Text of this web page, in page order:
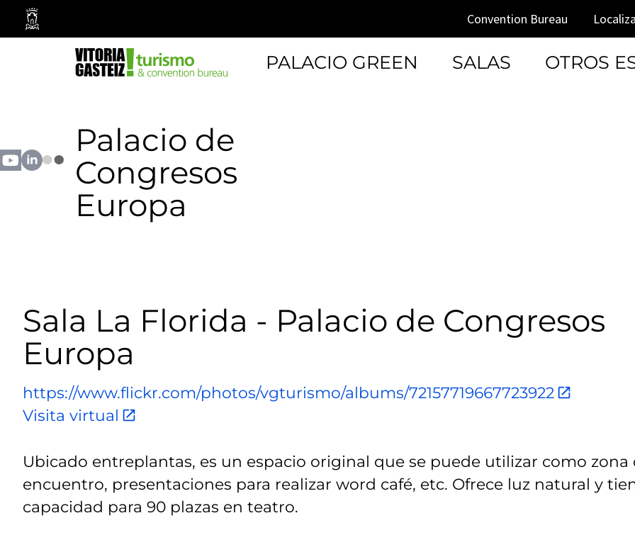
Ayuntamiento
Vitoria-
Gasteiz
Convention Bureau
PALACIO GREEN SALAS OTROS
Palacio de
Congresos
Europa
Sala La Florida - Palacio de Congresos
Europa
https://www.flickr.com/photos/vgturismo/albums/72157719667723922
Visita virtual
Ubicado entreplantas, es un espacio original que se puede utilizar como zona
encuentro, presentaciones para realizar word café, etc. Ofrece luz natural y
capacidad para 90 plazas en teatro.